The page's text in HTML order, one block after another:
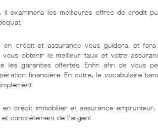
il examinera les meilleures offres de crédit
en crédit et assurance vous guidera, et
vous obtenir le meilleur taux et votre
les garanties offertes. Enfin afin de vous
financière. En outre, le vocabulaire
crédit immobilier et assurance
concrétement de l’argent.